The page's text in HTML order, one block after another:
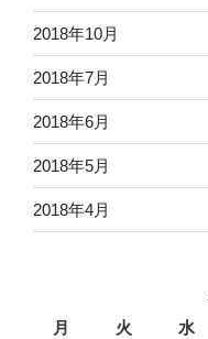
2018年10月
2018年7月
2018年6月
2018年5月
2018年4月
月
火 水